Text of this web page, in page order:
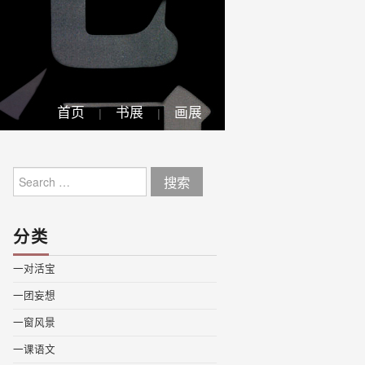
首页 书展 画展
for:
分类
一对活宝
一团妄想
一窗风景
一课语文